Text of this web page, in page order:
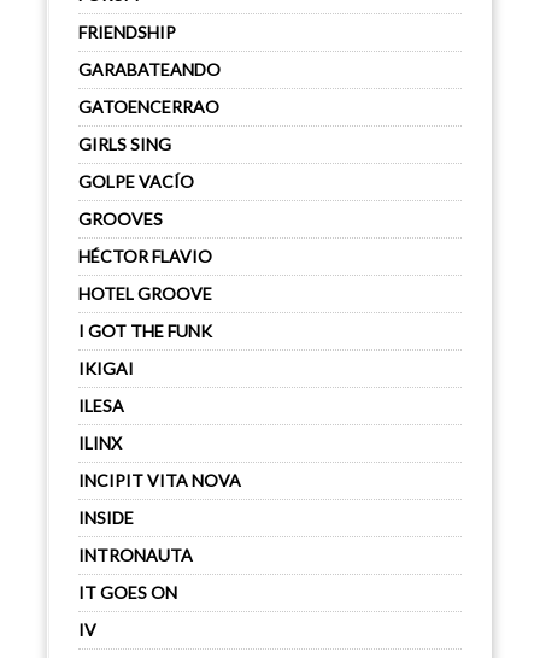
FRIENDSHIP
GARABATEANDO
GATOENCERRAO
GIRLS SING
GOLPE VACÍO
GROOVES
HÉCTOR FLAVIO
HOTEL GROOVE
I GOT THE FUNK
IKIGAI
ILESA
ILINX
INCIPIT VITA NOVA
INSIDE
INTRONAUTA
IT GOES ON
IV